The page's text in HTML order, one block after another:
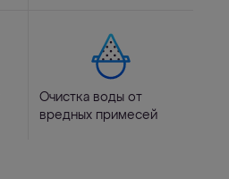
Очистка воды от
вредных примесей